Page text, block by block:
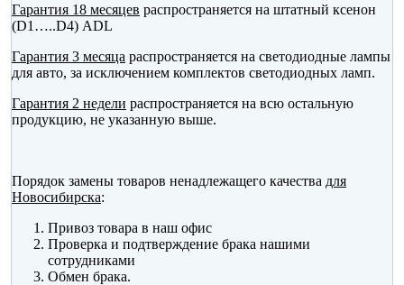
Гарантия 18 месяцев распространяется на штатный ксенон
(D1…..D4) ADL
Гарантия 3 месяца распространяется на светодиодные лампы
для авто, за исключением комплектов светодиодных ламп.
Гарантия 2 недели распространяется на всю остальную
продукцию, не указанную выше.
Порядок замены товаров ненадлежащего качества для
Новосибирска:
Привоз товара в наш офис
Проверка и подтверждение брака нашими
сотрудниками
Обмен брака.